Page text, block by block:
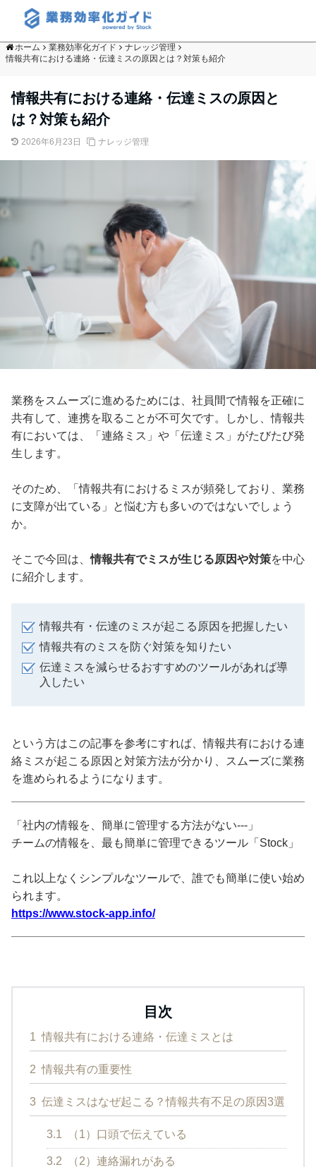
ホーム 業務効率化ガイド
ナレッジ管理
情報共有における連絡・伝達ミスの原因とは？対策も紹介
情報共有における連絡・伝達ミスの原因と
は？対策も紹介
2026年6月23日 ナレッジ管理
業務をスムーズに進めるためには、社員間で情報を正確に
共有して、連携を取ることが不可欠です。しかし、情報共
有においては、「連絡ミス」や「伝達ミス」がたびたび発
生します。
そのため、「情報共有におけるミスが頻発しており、業務
に支障が出ている」と悩む方も多いのではないでしょう
か。
そこで今回は、情報共有でミスが生じる原因や対策を中心
に紹介します。
情報共有・伝達のミスが起こる原因を把握したい
情報共有のミスを防ぐ対策を知りたい
伝達ミスを減らせるおすすめのツールがあれば導
入したい
という方はこの記事を参考にすれば、情報共有における連
絡ミスが起こる原因と対策方法が分かり、スムーズに業務
を進められるようになります。
「社内の情報を、簡単に管理する方法がない---」
チームの情報を、最も簡単に管理できるツール「Stock」
これ以上なくシンプルなツールで、誰でも簡単に使い始め
られます。
https://www.stock-app.info/
目次
1 情報共有における連絡・伝達ミスとは
2 情報共有の重要性
3 伝達ミスはなぜ起こる？情報共有不足の原因3選
3.1 （1）口頭で伝えている
3.2 （2）連絡漏れがある